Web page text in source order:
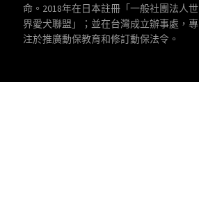
命。2018年在日本註冊「一般社團法人世
界愛犬聯盟」；並在台灣成立辦事處，專
注於推廣動保教育和修訂動保法令。